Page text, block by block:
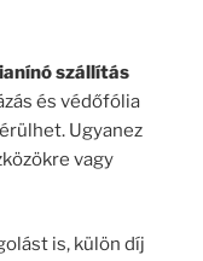
szállítás
és védőfólia
Ugyanez
vagy
is, külön díj